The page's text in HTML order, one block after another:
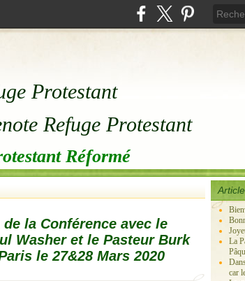
Réformé
la Conférence avec le
Washer et le Pasteur Burk
le 27&28 Mars 2020
La
car